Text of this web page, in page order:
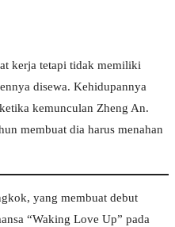
kerja tetapi tidak memiliki
disewa. Kehidupannya
kemunculan Zheng An.
membuat dia harus menahan
yang membuat debut
“Waking Love Up” pada